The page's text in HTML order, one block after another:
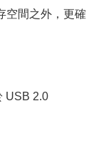
空間之外，更確
USB 2.0